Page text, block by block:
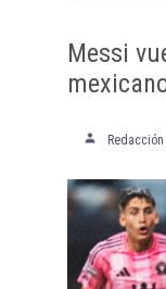
Messi
Redacción